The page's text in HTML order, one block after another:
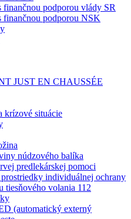
finančnou podporou vlády SR
finančnou podporou NSK
JUST EN CHAUSSÉE
krízové situácie
núdzového balíka
predlekárskej pomoci
individuálnej ochrany
tiesňového volania 112
(automatický externý